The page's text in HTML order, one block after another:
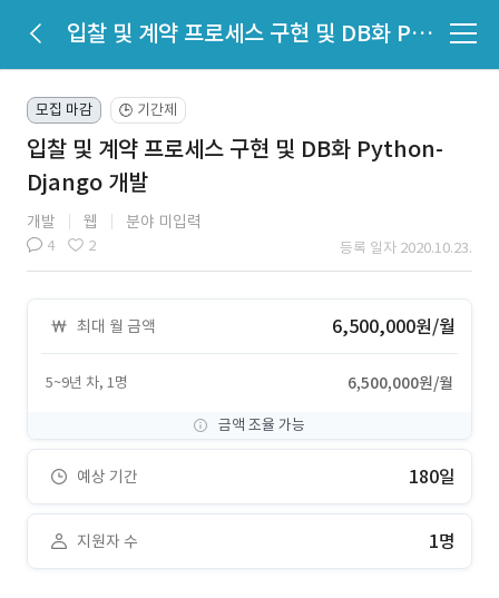
입찰 및 계약 프로세스 구현 및 DB화 Python-Django 개발
모집 마감 🕒 기간제
입찰 및 계약 프로세스 구현 및 DB화 Python-
Django 개발
개발 웹 분야 미입력
4 2 등록 일자 2020.10.23.
최대 월 금액 6,500,000원/월
5~9년 차, 1명 6,500,000원/월
금액 조율 가능
예상 기간 180일
지원자 수 1명